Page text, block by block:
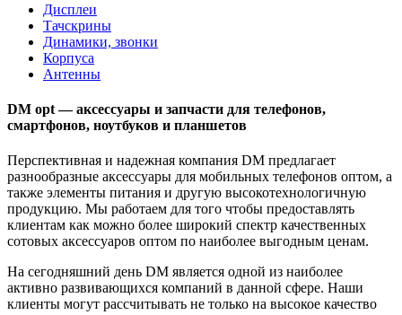
Дисплеи
Тачскрины
Динамики, звонки
Корпуса
Антенны
DM opt — аксессуары и запчасти для телефонов,
смартфонов, ноутбуков и планшетов
Перспективная и надежная компания DM предлагает
разнообразные аксессуары для мобильных телефонов оптом, а
также элементы питания и другую высокотехнологичную
продукцию. Мы работаем для того чтобы предоставлять
клиентам как можно более широкий спектр качественных
сотовых аксессуаров оптом по наиболее выгодным ценам.
На сегодняшний день DM является одной из наиболее
активно развивающихся компаний в данной сфере. Наши
клиенты могут рассчитывать не только на высокое качество